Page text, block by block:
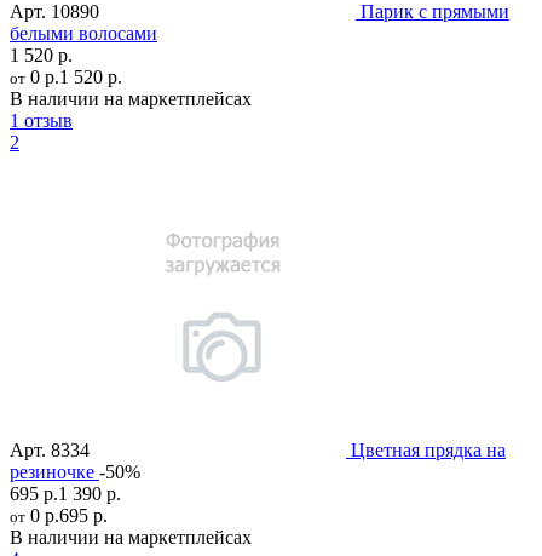
Арт. 10890
Парик с прямыми
белыми волосами
1 520 р.
от 0 р.1 520 р.
В наличии на маркетплейсах
1 отзыв
2
Арт. 8334
Цветная прядка на
резиночке -50%
695 р.1 390 р.
от 0 р.695 р.
В наличии на маркетплейсах